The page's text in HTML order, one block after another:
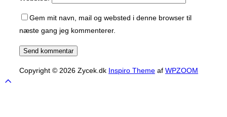
Gem mit navn, mail og websted i denne browser til
næste gang jeg kommenterer.
Copyright © 2026 Zycek.dk Inspiro Theme af WPZOOM